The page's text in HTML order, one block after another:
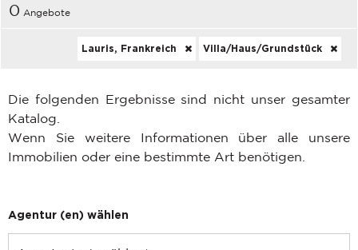
0 Angebote
Lauris, Frankreich Villa/Haus/Grundstück
Die folgenden Ergebnisse sind nicht unser gesamter
Katalog.
Wenn Sie weitere Informationen über alle unsere
Immobilien oder eine bestimmte Art benötigen.
Agentur (en) wählen